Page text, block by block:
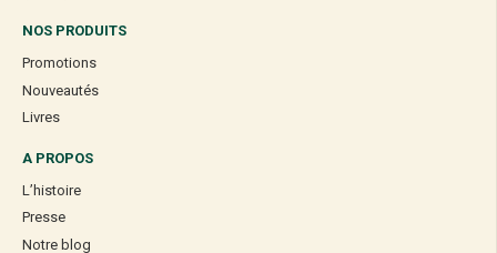
NOS PRODUITS
Promotions
Nouveautés
Livres
A PROPOS
L’histoire
Presse
Notre blog